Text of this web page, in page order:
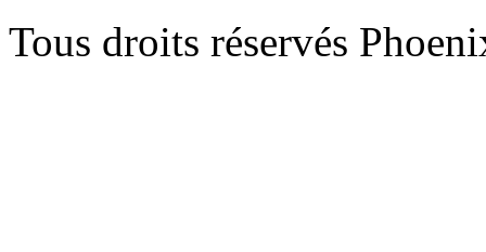
Tous droits réservés